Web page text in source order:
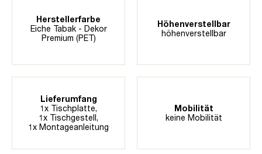
Herstellerfarbe
Eiche Tabak - Dekor
Premium (PET)
Höhenverstellbar
höhenverstellbar
Lieferumfang
1x Tischplatte,
1x Tischgestell,
1x Montageanleitung
Mobilität
keine Mobilität